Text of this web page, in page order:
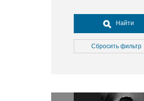
Досуг, туризм и отдых
Культура
Медицина
Окружающая среда
Найти
Сбросить фильтр